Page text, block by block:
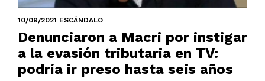
10/09/2021 ESCÁNDALO
Denunciaron a Macri por instigar
a la evasión tributaria en TV:
podría ir preso hasta seis años